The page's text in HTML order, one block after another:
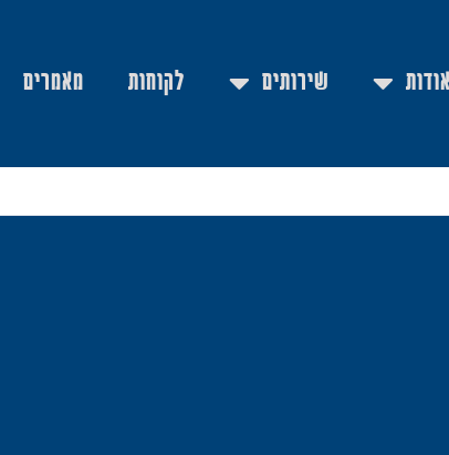
אודות שירותים לקוחות מאמרים